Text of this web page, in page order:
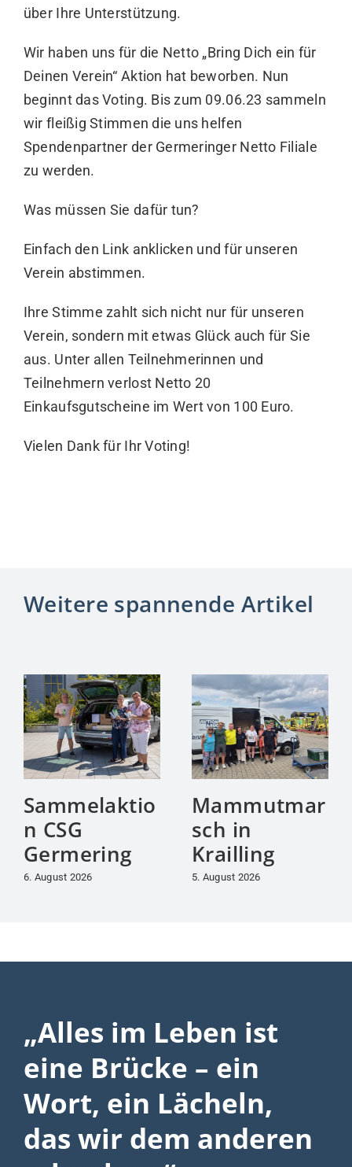
über Ihre Unterstützung.
Wir haben uns für die Netto „Bring Dich ein für
Deinen Verein“ Aktion hat beworben. Nun
beginnt das Voting. Bis zum 09.06.23 sammeln
wir fleißig Stimmen die uns helfen
Spendenpartner der Germeringer Netto Filiale
zu werden.
Was müssen Sie dafür tun?
Einfach den Link anklicken und für unseren
Verein abstimmen.
Ihre Stimme zahlt sich nicht nur für unseren
Verein, sondern mit etwas Glück auch für Sie
aus. Unter allen Teilnehmerinnen und
Teilnehmern verlost Netto 20
Einkaufsgutscheine im Wert von 100 Euro.
Vielen Dank für Ihr Voting!
Weitere spannende Artikel
Sammelaktio
n CSG
Germering
6. August 2026
Mammutmar
sch in
Krailling
5. August 2026
„Alles im Leben ist
eine Brücke – ein
Wort, ein Lächeln,
das wir dem anderen